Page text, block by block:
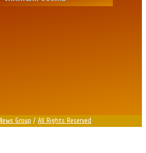
Group / All Rights Reserved